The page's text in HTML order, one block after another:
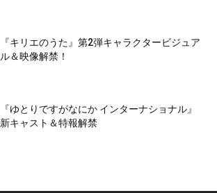
『キリエのうた』第2弾キャラクタービジュア
ル＆映像解禁！
『ゆとりですがなにか インターナショナル』
新キャスト＆特報解禁